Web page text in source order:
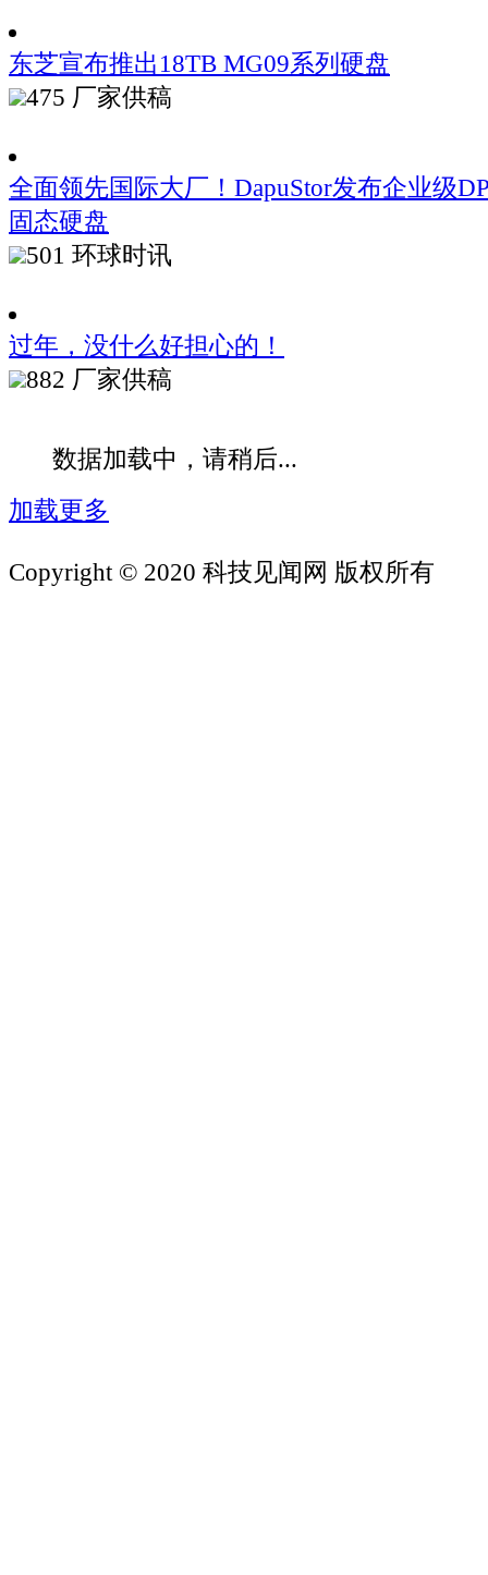
东芝宣布推出18TB MG09系列硬盘
475 厂家供稿
全面领先国际大厂！DapuStor发布企业级
固态硬盘
501 环球时讯
过年，没什么好担心的！
882 厂家供稿
数据加载中，请稍后...
加载更多
Copyright © 2020 科技见闻网 版权所有